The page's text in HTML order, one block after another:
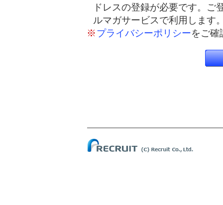
ドレスの登録が必要です。ご
ルマガサービスで利用します
※プライバシーポリシーをご確